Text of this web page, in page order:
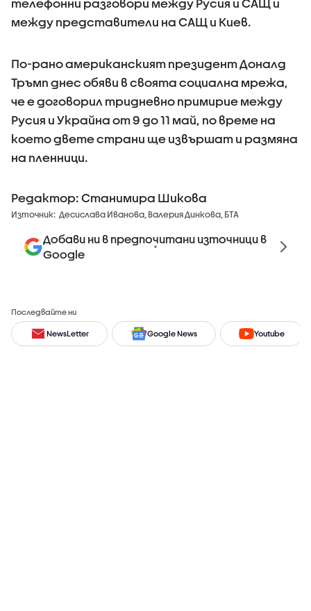
телефонни разговори между Русия и САЩ и
между представители на САЩ и Киев.
По-рано американският президент Доналд
Тръмп днес обяви в своята социална мрежа,
че е договорил тридневно примирие между
Русия и Украйна от 9 до 11 май, по време на
което двете страни ще извършат и размяна
на пленници.
Редактор: Станимира Шикова
Източник: Десислава Иванова, Валерия Динкова, БТА
Добави ни в предпочитани източници в
Google
Последвайте ни
NewsLetter Google News Youtube